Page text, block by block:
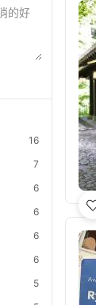
16
7
6
6
6
6
5